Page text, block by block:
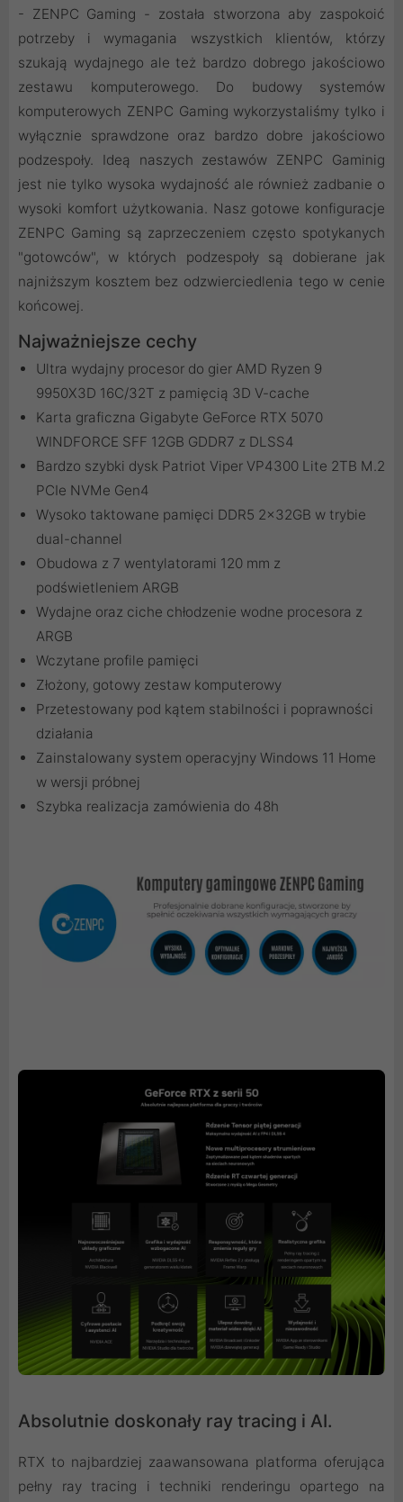
- ZENPC Gaming - została stworzona aby zaspokoić
potrzeby i wymagania wszystkich klientów, którzy
szukają wydajnego ale też bardzo dobrego jakościowo
zestawu komputerowego. Do budowy systemów
komputerowych ZENPC Gaming wykorzystaliśmy tylko i
wyłącznie sprawdzone oraz bardzo dobre jakościowo
podzespoły. Ideą naszych zestawów ZENPC Gaminig
jest nie tylko wysoka wydajność ale również zadbanie o
wysoki komfort użytkowania. Nasz gotowe konfiguracje
ZENPC Gaming są zaprzeczeniem często spotykanych
"gotowców", w których podzespoły są dobierane jak
najniższym kosztem bez odzwierciedlenia tego w cenie
końcowej.
Najważniejsze cechy
Ultra wydajny procesor do gier AMD Ryzen 9
9950X3D 16C/32T z pamięcią 3D V-cache
Karta graficzna Gigabyte GeForce RTX 5070
WINDFORCE SFF 12GB GDDR7 z DLSS4
Bardzo szybki dysk Patriot Viper VP4300 Lite 2TB M.2
PCIe NVMe Gen4
Wysoko taktowane pamięci DDR5 2x32GB w trybie
dual-channel
Obudowa z 7 wentylatorami 120 mm z
podświetleniem ARGB
Wydajne oraz ciche chłodzenie wodne procesora z
ARGB
Wczytane profile pamięci
Złożony, gotowy zestaw komputerowy
Przetestowany pod kątem stabilności i poprawności
działania
Zainstalowany system operacyjny Windows 11 Home
w wersji próbnej
Szybka realizacja zamówienia do 48h
Absolutnie doskonały ray tracing i AI.
RTX to najbardziej zaawansowana platforma oferująca
pełny ray tracing i techniki renderingu opartego na